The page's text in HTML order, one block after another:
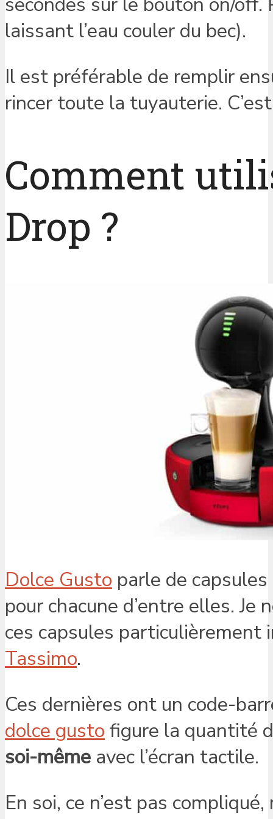
laissant l’eau couler du bec).
Il est préférable de remplir
rincer toute la tuyauterie.
Comment
Drop ?
Dolce Gusto parle de
pour chacune d’entre elles. Je
ces capsules
Tassimo.
Ces dernières ont un code-
dolce gusto figure la quantité
soi-même avec l’écran tactile.
En soi, ce n’est pas